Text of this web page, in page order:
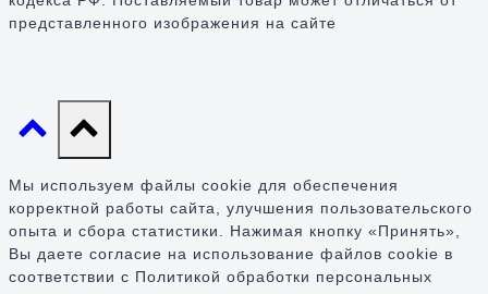
представленного изображения на сайте
Мы используем файлы cookie для обеспечения
корректной работы сайта, улучшения пользовательского
опыта и сбора статистики. Нажимая кнопку «Принять»,
Вы даете согласие на использование файлов cookie в
соответствии с Политикой обработки персональных